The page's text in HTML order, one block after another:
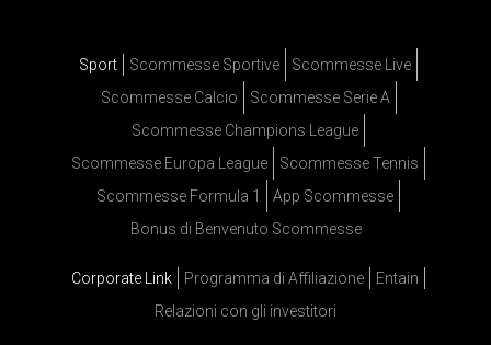
Sport Scommesse Sportive
Scommesse Live
Scommesse Calcio
Scommesse Serie A
Scommesse Champions League
Scommesse Europa League
Scommesse Tennis
Scommesse Formula 1
App Scommesse
Bonus di Benvenuto Scommesse
Corporate Link Programma di Affiliazione
Entain
Relazioni con gli investitori